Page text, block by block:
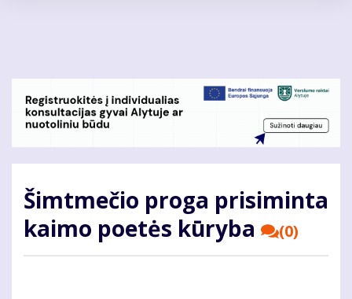
Šimtmečio proga prisiminta
kaimo poetės kūryba
(0)